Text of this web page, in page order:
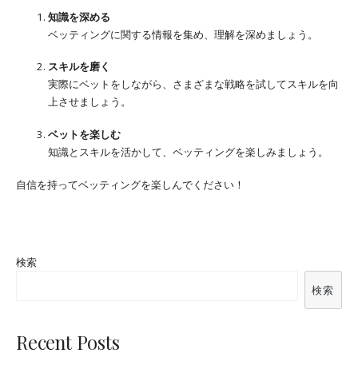
知識を深める
ベッティングに関する情報を集め、理解を深めましょう。
スキルを磨く
実際にベットをしながら、さまざまな戦略を試してスキルを向
上させましょう。
ベットを楽しむ
知識とスキルを活かして、ベッティングを楽しみましょう。
自信を持ってベッティングを楽しんでください！
検索
検索
Recent Posts